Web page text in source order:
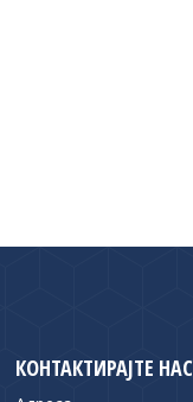
КОНТАКТИРАЈТЕ НАС